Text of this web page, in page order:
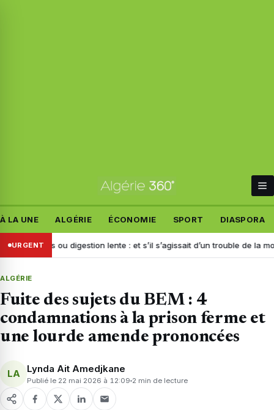
À LA UNE ALGÉRIE ÉCONOMIE SPORT DIASPORA
URGENT
ou digestion lente : et s’il s’agissait d’un trouble de la motilité ?
ALGÉRIE
Fuite des sujets du BEM : 4
condamnations à la prison ferme et
une lourde amende prononcées
LA Lynda Ait Amedjkane
Publié le 22 mai 2026 à 12:09 2 min de lecture